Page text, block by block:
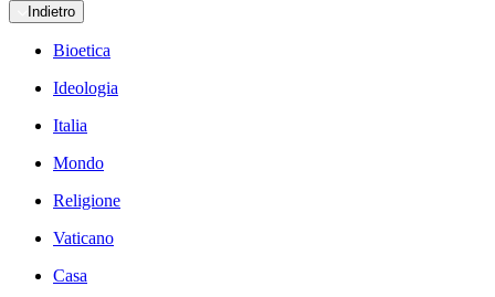
Indietro
Bioetica
Ideologia
Italia
Mondo
Religione
Vaticano
Casa